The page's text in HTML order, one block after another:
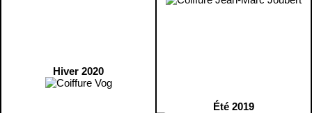
Hiver 2020
Été 2019